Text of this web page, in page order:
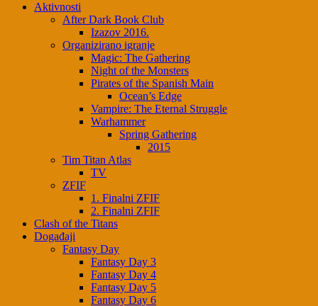
Aktivnosti
After Dark Book Club
Izazov 2016.
Organizirano igranje
Magic: The Gathering
Night of the Monsters
Pirates of the Spanish Main
Ocean’s Edge
Vampire: The Eternal Struggle
Warhammer
Spring Gathering
2015
Tim Titan Atlas
TV
ZFIF
1. Finalni ZFIF
2. Finalni ZFIF
Clash of the Titans
Događaji
Fantasy Day
Fantasy Day 3
Fantasy Day 4
Fantasy Day 5
Fantasy Day 6